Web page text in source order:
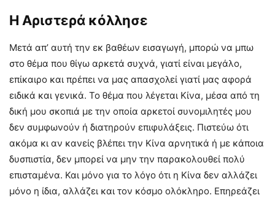
Η Αριστερά κόλλησε
Μετά απ’ αυτή την εκ βαθέων εισαγωγή, μπορώ να μπω
στο θέμα που θίγω αρκετά συχνά, γιατί είναι μεγάλο,
επίκαιρο και πρέπει να μας απασχολεί γιατί μας αφορά
ειδικά και γενικά. Το θέμα που λέγεται Κίνα, μέσα από τη
δική μου σκοπιά με την οποία αρκετοί συνομιλητές μου
δεν συμφωνούν ή διατηρούν επιφυλάξεις. Πιστεύω ότι
ακόμα κι αν κανείς βλέπει την Κίνα αρνητικά ή με κάποια
δυσπιστία, δεν μπορεί να μην την παρακολουθεί πολύ
επισταμένα. Και μόνο για το λόγο ότι η Κίνα δεν αλλάζει
μόνο η ίδια, αλλάζει και τον κόσμο ολόκληρο. Επηρεάζει